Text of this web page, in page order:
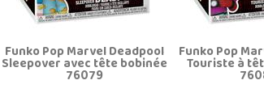
Funko Pop Marvel Deadpool
Sleepover avec tête bobinée
76079
Funko Pop
Touriste à